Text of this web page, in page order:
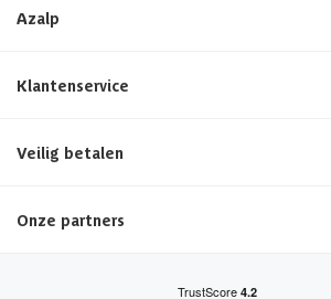
Azalp
Klantenservice
Veilig betalen
Onze partners